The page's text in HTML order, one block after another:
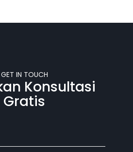
GET IN TOUCH
Konsultasi
Gratis